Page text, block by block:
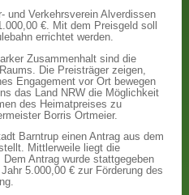
und Verkehrsverein Alverdissen
€. Mit dem Preisgeld soll
errichtet werden.
Zusammenhalt sind die
Die Preisträger zeigen,
Engagement vor Ort bewegen
das Land NRW die Möglichkeit
des Heimatpreises zu
Borris Ortmeier.
Barntrup einen Antrag aus dem
Mittlerweile liegt die
Antrag wurde stattgegeben
5.000,00 € zur Förderung des